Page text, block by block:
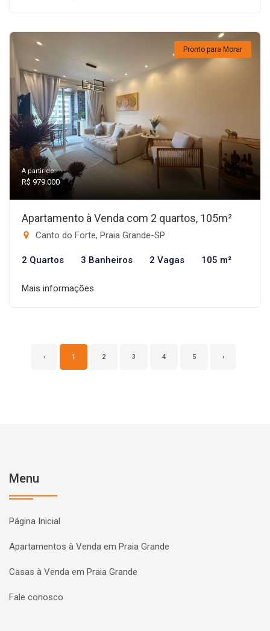
Pronto para Morar
A partir de:
R$ 979.000
Apartamento à Venda com 2 quartos, 105m²
Canto do Forte, Praia Grande-SP
2 Quartos 3 Banheiros 2 Vagas 105 m²
Mais informações
‹ 1 2 3 4 5 ›
Menu
Página Inicial
Apartamentos à Venda em Praia Grande
Casas à Venda em Praia Grande
Fale conosco